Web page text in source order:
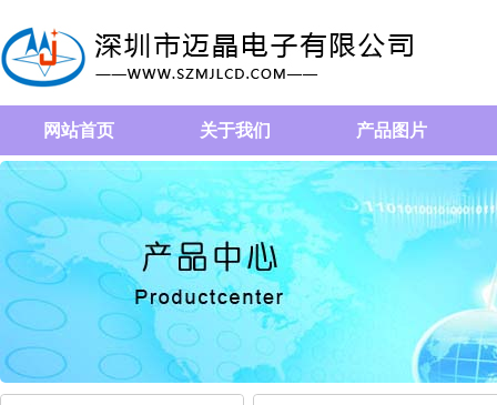
网站首页 关于我们 产品图片